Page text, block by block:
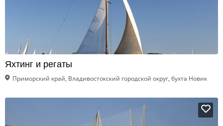
Яхтинг и регаты
Приморский край, Владивостокский городской округ, бухта Новик